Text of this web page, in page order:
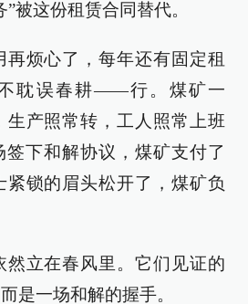
被这份租赁合同替代。
烦心了，每年还有固定租
耽误春耕——行。煤矿一
生产照常转，工人照常上班
下和解协议，煤矿支付了
紧锁的眉头松开了，煤矿负
然立在春风里。它们见证的
是一场和解的握手。